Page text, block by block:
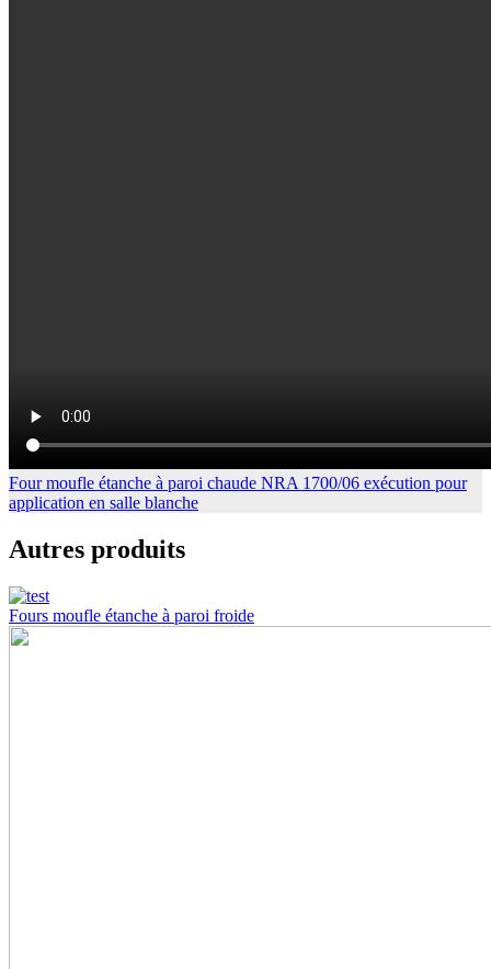
Four moufle étanche à paroi chaude NRA 1700/06 exécution pour
application en salle blanche
Autres produits
Fours moufle étanche à paroi froide